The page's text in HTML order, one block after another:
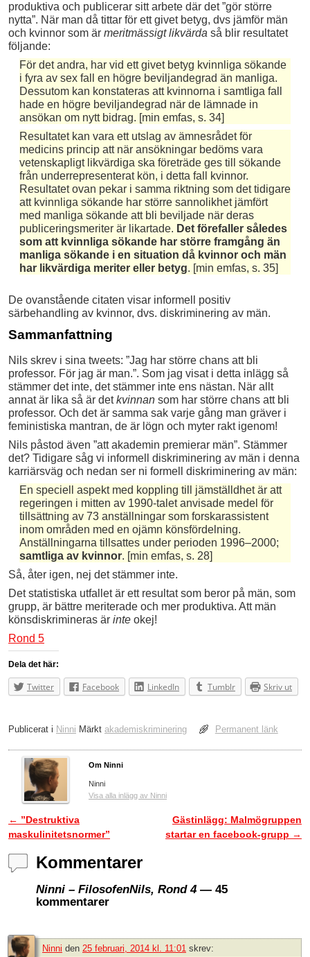
produktiva och publicerar sitt arbete där det ”gör större
nytta”. När man då tittar för ett givet betyg, dvs jämför män
och kvinnor som är meritmässigt likvärda så blir resultatet
följande:
För det andra, har vid ett givet betyg kvinnliga sökande
i fyra av sex fall en högre beviljandegrad än manliga.
Dessutom kan konstateras att kvinnorna i samtliga fall
hade en högre beviljandegrad när de lämnade in
ansökan om nytt bidrag. [min emfas, s. 34]
Resultatet kan vara ett utslag av ämnesrådet för
medicins princip att när ansökningar bedöms vara
vetenskapligt likvärdiga ska företräde ges till sökande
från underrepresenterat kön, i detta fall kvinnor.
Resultatet ovan pekar i samma riktning som det tidigare
att kvinnliga sökande har större sannolikhet jämfört
med manliga sökande att bli beviljade när deras
publiceringsmeriter är likartade. Det förefaller således
som att kvinnliga sökande har större framgång än
manliga sökande i en situation då kvinnor och män
har likvärdiga meriter eller betyg. [min emfas, s. 35]
De ovanstående citaten visar informell positiv
särbehandling av kvinnor, dvs. diskriminering av män.
Sammanfattning
Nils skrev i sina tweets: ”Jag har större chans att bli
professor. För jag är man.”. Som jag visat i detta inlägg så
stämmer det inte, det stämmer inte ens nästan. När allt
annat är lika så är detkvinnan som har större chans att bli
professor. Och det är samma sak varje gång man gräver i
feministiska mantran, de är lögn och myter rakt igenom!
Nils påstod även ”att akademin premierar män”. Stämmer
det? Tidigare såg vi informell diskriminering av män i denna
karriärsväg och nedan ser ni formell diskriminering av män:
En speciell aspekt med koppling till jämställdhet är att
regeringen i mitten av 1990-talet anvisade medel för
tillsättning av 73 anställningar som forskarassistent
inom områden med en ojämn könsfördelning.
Anställningarna tillsattes under perioden 1996–2000;
samtliga av kvinnor. [min emfas, s. 28]
Så, åter igen, nej det stämmer inte.
Det statistiska utfallet är ett resultat som beror på män, som
grupp, är bättre meriterade och mer produktiva. Att män
könsdiskrimineras är inte okej!
Rond 5
Dela det här:
Twitter Facebook LinkedIn Tumblr Skriv ut
Publicerat i Ninni Märkt akademiskriminering Permanent länk
Om Ninni
Ninni
Visa alla inlägg av Ninni
Inläggsnavigering
← ”Destruktiva
maskulinitetsnormer”
Gästinlägg: Malmögruppen
startar en facebook-grupp →
Kommentarer
Ninni – FilosofenNils, Rond 4 — 45
kommentarer
Ninni den 25 februari, 2014 kl. 11:01 skrev: